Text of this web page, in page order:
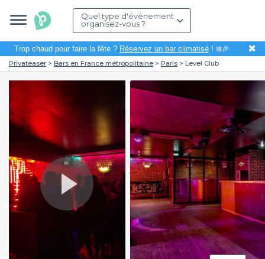
Quel type d'évènement
organisez-vous ?
Trop chaud pour faire la fête ? Réservez un bar climatisé! ❄️🎉 ✖
Privateaser Bars en France métropolitaine Paris Level Club
Play